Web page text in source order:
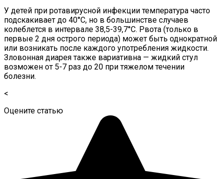
У детей при ротавирусной инфекции температура часто
подскакивает до 40°C, но в большинстве случаев
колеблется в интервале 38,5-39,7°C. Рвота (только в
первые 2 дня острого периода) может быть однократной
или возникать после каждого употребления жидкости.
Зловонная диарея также вариативна — жидкий стул
возможен от 5-7 раз до 20 при тяжелом течении
болезни.
<
Оцените статью